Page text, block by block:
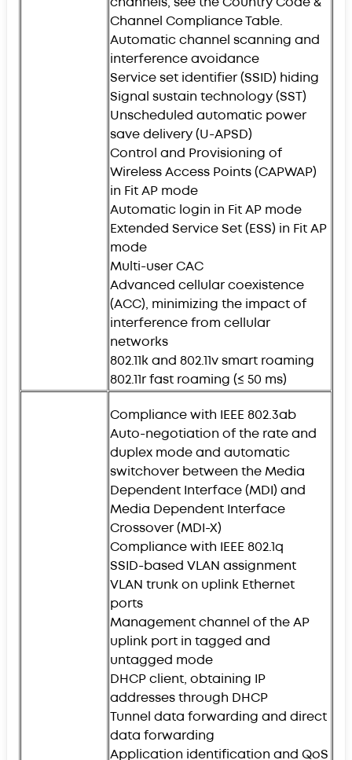
Channel Compliance Table.
Automatic channel scanning and
interference avoidance
Service set identifier (SSID) hiding
Signal sustain technology (SST)
Unscheduled automatic power
save delivery (U-APSD)
Control and Provisioning of
Wireless Access Points (CAPWAP)
in Fit AP mode
Automatic login in Fit AP mode
Extended Service Set (ESS) in Fit AP
mode
Multi-user CAC
Advanced cellular coexistence
(ACC), minimizing the impact of
interference from cellular
networks
802.11k and 802.11v smart roaming
802.11r fast roaming (≤ 50 ms)
Compliance with IEEE 802.3ab
Auto-negotiation of the rate and
duplex mode and automatic
switchover between the Media
Dependent Interface (MDI) and
Media Dependent Interface
Crossover (MDI-X)
Compliance with IEEE 802.1q
SSID-based VLAN assignment
VLAN trunk on uplink Ethernet
ports
Management channel of the AP
uplink port in tagged and
untagged mode
DHCP client, obtaining IP
addresses through DHCP
Tunnel data forwarding and direct
data forwarding
Application identification and QoS